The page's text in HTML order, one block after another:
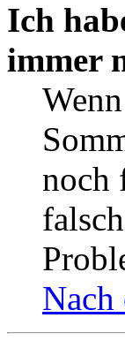
Ich
immer
noch
Nach